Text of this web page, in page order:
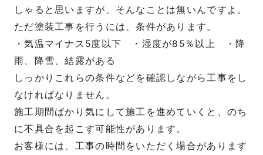
しゃると思いますが、そんなことは無いんですよ。
ただ塗装工事を行うには、条件があります。
・気温マイナス5度以下 ・湿度が85％以上 ・降
雨、降雪、結露がある
しっかりこれらの条件などを確認しながら工事をし
なければなりません。
施工期間ばかり気にして施工を進めていくと、のち
に不具合を起こす可能性があります。
お客様には、工事の時間をいただく場合があります